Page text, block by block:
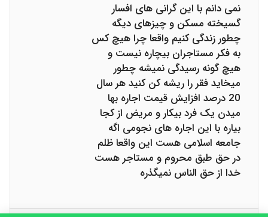
نمی دانم با این گرانی های افسار
گسیخته مسکن و چیزهای دیگه
چطور زندگی کنیم واقعا چرا هیچ کس
به فکر مستاجران بیچاره نیست و
هیچ گونه رسیدگی نمیشه چطور
میخاید فقر را ریشه کن کنید هر سال
20 درصد افزایش قیمت اجاره بها
میدن یک فرد بیکار و مریض از کجا
بیاره با این اجاره های نجومی اگه
جامعه اسلامی هست این واقعا ظلم
در حق طبق محروم و مستاجر هست
خدا از حق الناس نمیگذره